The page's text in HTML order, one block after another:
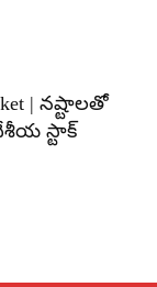
| నష్టాలతో
స్టాక్